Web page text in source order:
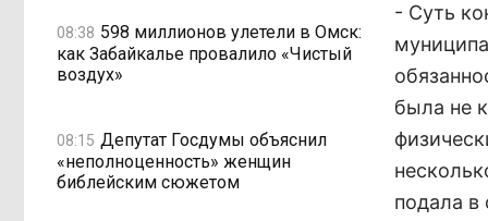
08:38 598 миллионов улетели в Омск:
как Забайкалье провалило «Чистый
воздух»
08:15 Депутат Госдумы объяснил
«неполноценность» женщин
библейским сюжетом
- Суть
была не
подала в